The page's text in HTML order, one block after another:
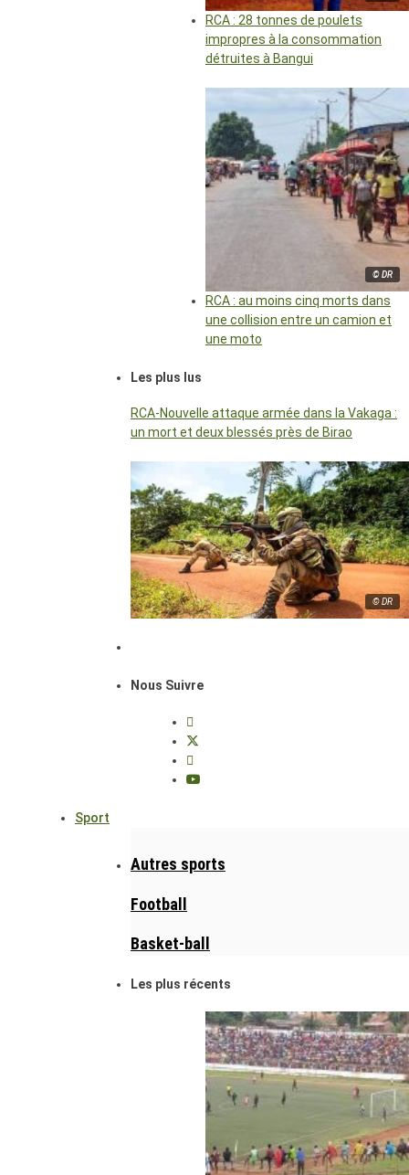
RCA : 28 tonnes de poulets
impropres à la consommation
détruites à Bangui
© DR
RCA : au moins cinq morts dans
une collision entre un camion et
une moto
Les plus lus
RCA-Nouvelle attaque armée dans la Vakaga :
un mort et deux blessés près de Birao
© DR
Nous Suivre
Sport
Autres sports
Football
Basket-ball
Les plus récents